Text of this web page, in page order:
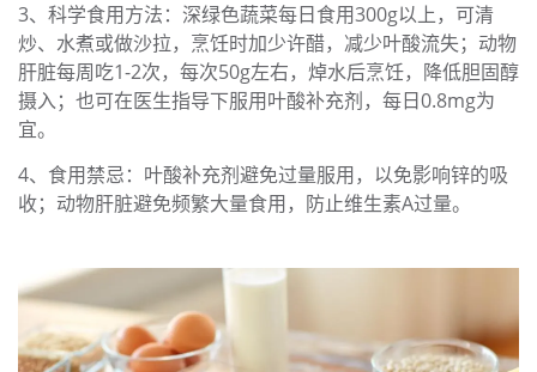
3、科学食用方法：深绿色蔬菜每日食用300g以上，可清
炒、水煮或做沙拉，烹饪时加少许醋，减少叶酸流失；动物
肝脏每周吃1-2次，每次50g左右，焯水后烹饪，降低胆固醇
摄入；也可在医生指导下服用叶酸补充剂，每日0.8mg为
宜。
4、食用禁忌：叶酸补充剂避免过量服用，以免影响锌的吸
收；动物肝脏避免频繁大量食用，防止维生素A过量。